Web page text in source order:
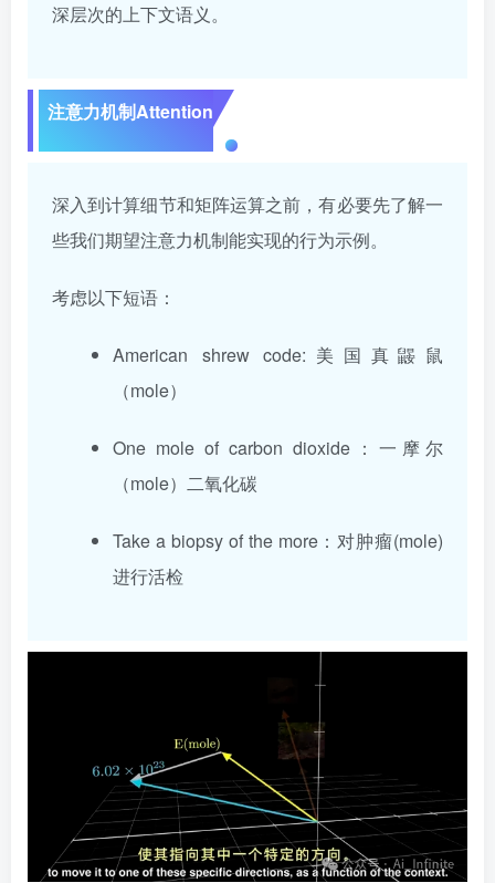
深层次的上下文语义。
注意力机制Attention
深入到计算细节和矩阵运算之前，有必要先了解一
些我们期望注意力机制能实现的行为示例。
考虑以下短语：
American shrew code:美国真鼹鼠
（mole）
One mole of carbon dioxide：一摩尔
（mole）二氧化碳
Take a biopsy of the more：对肿瘤(mole)
进行活检